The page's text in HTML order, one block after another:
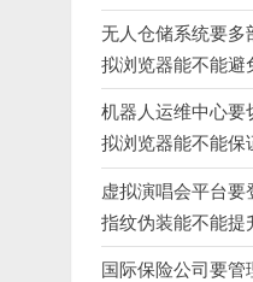
无人仓储系统要多
拟浏览器能不能避
机器人运维中心要
拟浏览器能不能保
虚拟演唱会平台要
指纹伪装能不能提
国际保险公司要管